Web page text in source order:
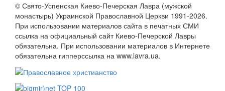
© Свято-Успенская Киево-Печерская Лавра (мужской
монастырь) Украинской Православной Церкви 1991-2026.
При использовании материалов сайта в печатных СМИ
ссылка на официальный сайт Киево-Печерской Лавры
обязательна. При использовании материалов в Интернете
обязательна гипперссылка на www.lavra.ua.